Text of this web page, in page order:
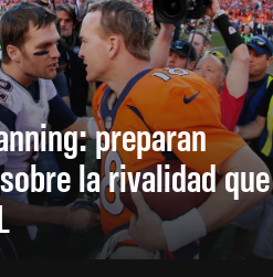
preparan
la rivalidad que